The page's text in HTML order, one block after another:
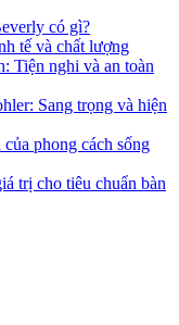
có gì?
tế và chất lượng
Tiện nghi và an toàn
Sang trọng và hiện
phong cách sống
trị cho tiêu chuẩn bàn